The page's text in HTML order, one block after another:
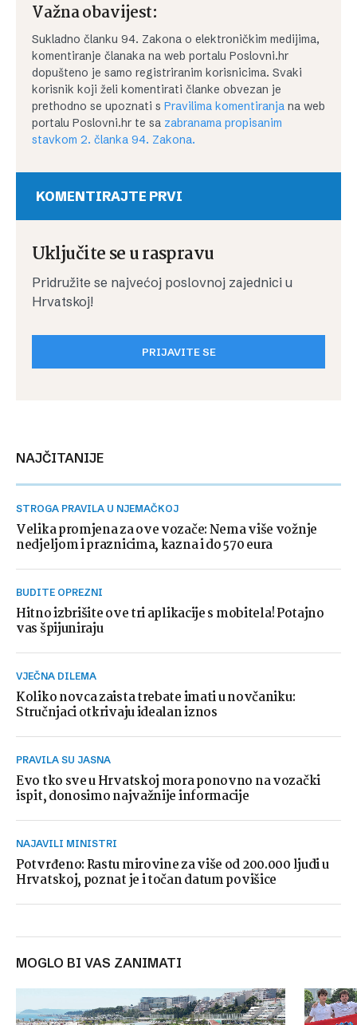
Važna obavijest:
Sukladno članku 94. Zakona o elektroničkim medijima,
komentiranje članaka na web portalu Poslovni.hr
dopušteno je samo registriranim korisnicima. Svaki
korisnik koji želi komentirati članke obvezan je
prethodno se upoznati s Pravilima komentiranja na web
portalu Poslovni.hr te sa zabranama propisanim
stavkom 2. članka 94. Zakona.
KOMENTIRAJTE PRVI
Uključite se u raspravu
Pridružite se najvećoj poslovnoj zajednici u
Hrvatskoj!
PRIJAVITE SE
NAJČITANIJE
STROGA PRAVILA U NJEMAČKOJ
Velika promjena za ove vozače: Nema više vožnje
nedjeljom i praznicima, kazna i do 570 eura
BUDITE OPREZNI
Hitno izbrišite ove tri aplikacije s mobitela! Potajno
vas špijuniraju
VJEČNA DILEMA
Koliko novca zaista trebate imati u novčaniku:
Stručnjaci otkrivaju idealan iznos
PRAVILA SU JASNA
Evo tko sve u Hrvatskoj mora ponovno na vozački
ispit, donosimo najvažnije informacije
NAJAVILI MINISTRI
Potvrđeno: Rastu mirovine za više od 200.000 ljudi u
Hrvatskoj, poznat je i točan datum povišice
MOGLO BI VAS ZANIMATI